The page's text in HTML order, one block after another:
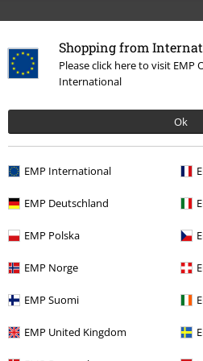
Shopping from
Please click here to visit
International
Ok
EMP International
EMP Deutschland
EMP Polska
EMP Norge
EMP Suomi
EMP United Kingdom
Mężczyźni Odzież Koszulki & topy
Odzież
Newsletter
Zapisz się teraz i zyskaj Voucher 15%
więcej